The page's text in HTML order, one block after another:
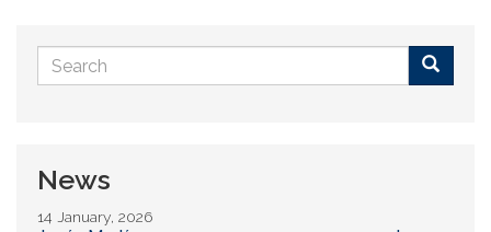
Search
form
News
14 January, 2026